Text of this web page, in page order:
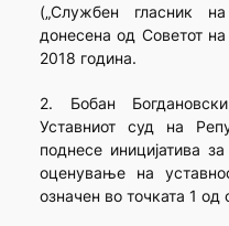
(„Службен гласник
донесена од Советот
2018 година.
2. Бобан
Уставниот суд на
поднесе иницијатива
оценување на
означен во точката 1